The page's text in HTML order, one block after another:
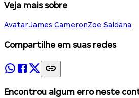
Veja mais sobre
AvatarJames CameronZoe Saldana
Compartilhe em suas redes
Encontrou algum erro neste